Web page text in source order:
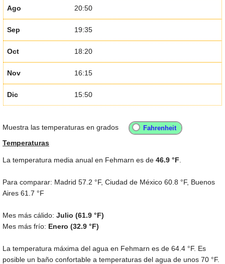
Ago 20:50
Sep 19:35
Oct 18:20
Nov 16:15
Dic 15:50
Muestra las temperaturas en grados
Temperaturas
La temperatura media anual en Fehmarn es de 46.9 °F
Para comparar: Madrid 57.2 °F, Ciudad de México 60.8 °F, Buenos
Aires 61.7 °F
Mes más cálido: Julio (61.9 °F)
Mes más frío: Enero (32.9 °F)
La temperatura máxima del agua en Fehmarn es de 64.4 °F. Es
posible un baño confortable a temperaturas del agua de unos 70 °F.